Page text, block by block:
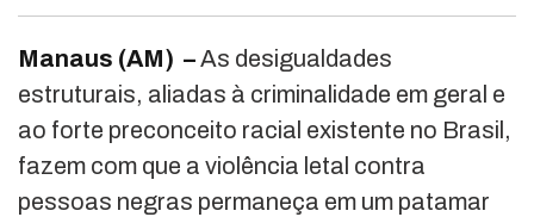
Manaus (AM) –As desigualdades
estruturais, aliadas à criminalidade em geral e
ao forte preconceito racial existente no Brasil,
fazem com que a violência letal contra
pessoas negras permaneça em um patamar